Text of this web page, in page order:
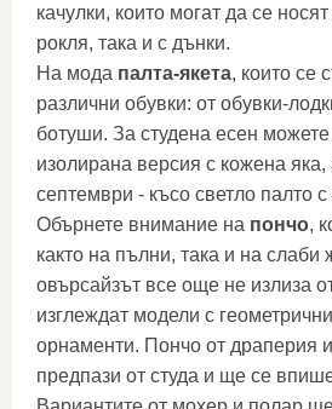
качулки, които могат да се
рокля, така и с дънки.
На мода палта-якета, които се
различни обувки: от обувки-
ботуши. За студена есен
изолирана версия с кожена яка,
септември - късо светло палто с
Обърнете внимание на пончо,
както на пълни, така и на слаби
овърсайзът все още не излиза
изглеждат модели с
орнаменти. Пончо от драперия
предпази от студа и ще се